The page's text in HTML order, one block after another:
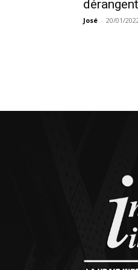
dérangent
José - 20/01/